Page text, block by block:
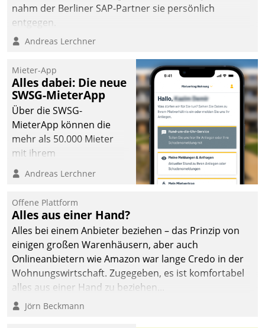
nahm der Berliner SAP-Partner sie persönlich
entgegen.
Andreas Lerchner
Mieter-App
Alles dabei: Die neue
SWSG-MieterApp
Über die SWSG-
MieterApp können die
mehr als 50.000 Mieter
mit ihrem
Wohnungsunternehmen
kommunizieren, auf dem
einsehen und ändern
oder
Schadensmeldungen
abgeben – rund um die
Uhr.
Andreas Lerchner
Offene Plattform
Alles aus einer Hand?
Alles bei einem Anbieter beziehen – das Prinzip von
einigen großen Warenhäusern, aber auch
Onlineanbietern wie Amazon war lange Credo in der
Wohnungswirtschaft. Zugegeben, es ist komfortabel
alles aus einer Hand zu beziehen...
Jörn Beckmann